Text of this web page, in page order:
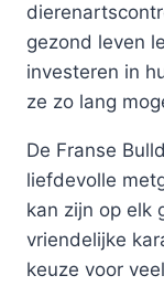
gezond leven
investeren in
ze zo lang
De Franse
liefdevolle
kan zijn op elk
vriendelijke
keuze voor